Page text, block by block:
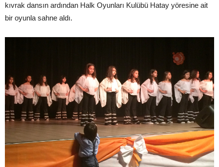
kıvrak dansın ardından Halk Oyunları Kulübü Hatay yöresine ait
bir oyunla sahne aldı.